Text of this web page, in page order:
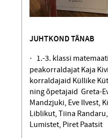
JUHTKOND TÄNAB
· 1.-3. klassi
peakorraldajat Kaja
korraldajaid Küllike
ning õpetajaid Greta-
Mandzjuki, Eve Ilvest,
Liblikut, Tiina
Lumistet, Piret Paatsit